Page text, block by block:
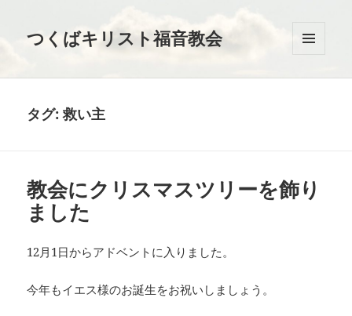
つくばキリスト福音教会
ーとウ
タグ:救い主
教会にクリスマスツリーを飾り
ました
12月1日からアドベントに入りました。
今年もイエス様のお誕生をお祝いしましょう。